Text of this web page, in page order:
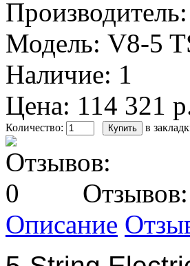
Производитель:
Модель: V8-5
Наличие: 1
Цена: 114 321
Количество: в
Описание